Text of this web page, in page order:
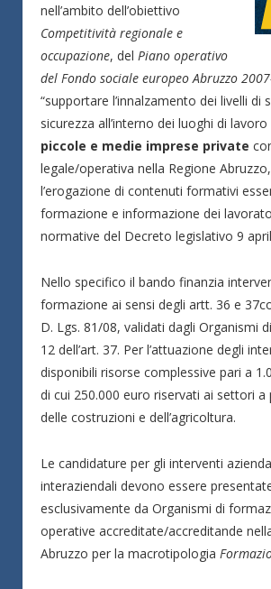
nell’ambito dell’obiettivo
Competitività regionale e
occupazione, del Piano operativo
del Fondo sociale europeo Abruzzo
“supportare l’innalzamento dei livelli di
sicurezza all’interno dei luoghi di lavoro
piccole e medie imprese private
legale/operativa nella Regione
l’erogazione di contenuti formativi
formazione e informazione dei
normative del Decreto legislativo 9
Nello specifico il bando finanzia
formazione ai sensi degli artt. 36 e
D. Lgs. 81/08, validati dagli Organismi
12 dell’art. 37. Per l’attuazione degli
disponibili risorse complessive pari a
di cui 250.000 euro riservati ai settori a
delle costruzioni e dell’agricoltura.
Le candidature per gli interventi
interaziendali devono essere
esclusivamente da Organismi di
operative accreditate/accreditande
Abruzzo per la macrotipologia